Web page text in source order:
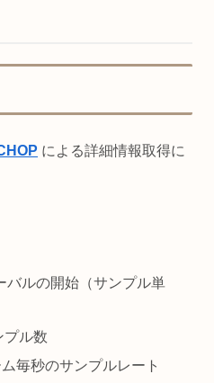
による詳細情報取得に
バルの開始（サンプル単
プル数
毎秒のサンプルレート